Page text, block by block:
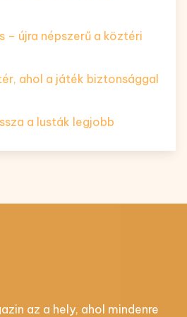
– újra népszerű a köztéri
ahol a játék biztonsággal
a lusták legjobb
az a hely, ahol mindenre